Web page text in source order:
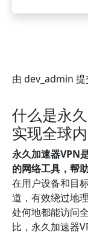
由 dev_admin 提
什么是永
实现全球
永久加速器VPN
的网络工具，帮
在用户设备和目
道，有效绕过地
处何地都能访问
比，永久加速器